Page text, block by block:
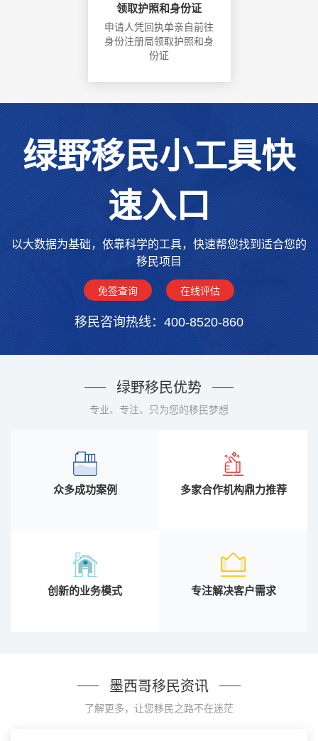
领取护照和身份证
申请人凭回执单亲自前往
身份注册局领取护照和身
份证
绿野移民小工具快
速入口
以大数据为基础，依靠科学的工具，快速帮您找到适合您的
移民项目
免签查询 在线评估
移民咨询热线：400-8520-860
绿野移民优势
专业、专注、只为您的移民梦想
众多成功案例 多家合作机构鼎力推荐
创新的业务模式 专注解决客户需求
墨西哥移民资讯
了解更多，让您移民之路不在迷茫